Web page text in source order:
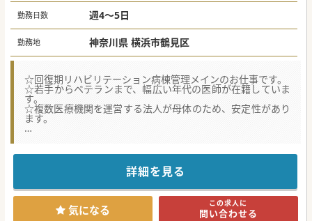
＃秋入職可
勤務日数 週4～5日
勤務地 神奈川県 横浜市鶴見区
☆回復期リハビリテーション病棟管理メインのお仕事です。
☆若手からベテランまで、幅広い年代の医師が在籍していま
す。
☆複数医療機関を運営する法人が母体のため、安定性があり
ます。
が、
それぞれ地域に根差した医療を提供しております。
大きな組織ではありますが、しがらみも無く働き易い環境で
す。
少しでもご興味をお持ちいただけましたら、お気軽にお問い
合わせくださいませ。
詳細を見る
気になる この求人に
問い合わせる